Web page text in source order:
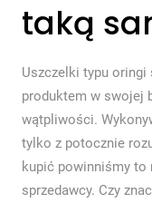
taką
Uszczelki typu oringi
produktem w swojej
wątpliwości.
tylko z potocznie
kupić powinniśmy to
sprzedawcy. Czy